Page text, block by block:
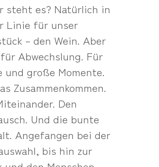
steht es? Natürlich in
Linie für unser
– den Wein. Aber
Abwechslung. Für
und große Momente.
Zusammenkommen.
Den
Und die bunte
Angefangen bei der
bis hin zur